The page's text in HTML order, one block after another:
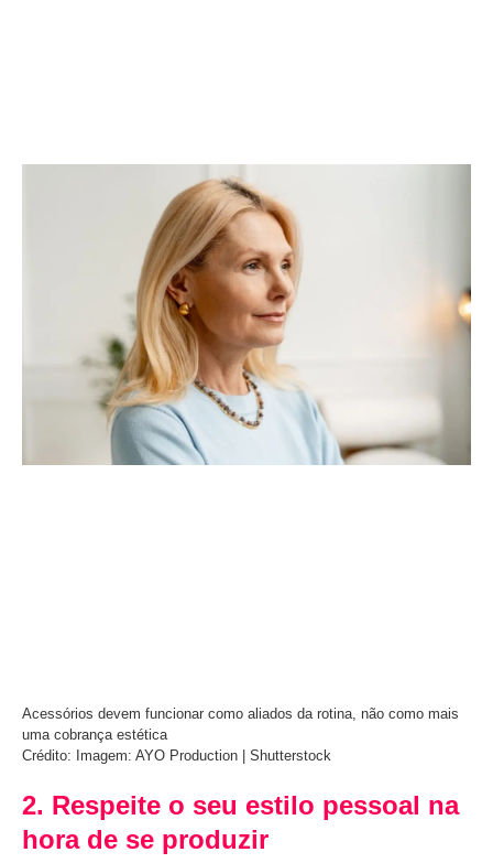
Acessórios devem funcionar como aliados da rotina, não como mais
uma cobrança estética
Crédito: Imagem: AYO Production | Shutterstock
2. Respeite o seu estilo pessoal na
hora de se produzir